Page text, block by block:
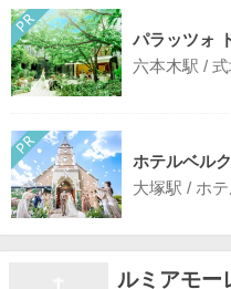
パラッツォ
六本木駅 /
ホテルベル
大塚駅 / ホ
ルミアモー